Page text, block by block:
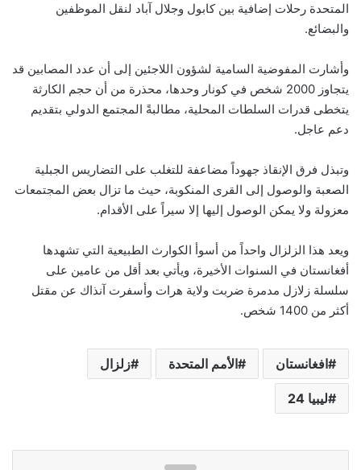
المتحدة رحلات إضافية بين كابول وجلال آباد لنقل الموظفين
والبضائع.
وأشارت المفوضية السامية لشؤون اللاجئين إلى أن عدد المصابين قد
يتجاوز 2000 شخص في كونار وحدها، محذرة من أن حجم الكارثة
يتخطى قدرات السلطات المحلية، مطالبةً المجتمع الدولي بتقديم
دعم عاجل.
وتبذل فرق الإنقاذ جهوداً مضاعفة للتغلب على التضاريس الجبلية
الصعبة والوصول إلى القرى المنكوبة، حيث ما تزال بعض المجتمعات
معزولة ولا يمكن الوصول إليها إلا سيراً على الأقدام.
ويعد هذا الزلزال واحداً من أسوأ الكوارث الطبيعية التي تشهدها
أفغانستان في السنوات الأخيرة، ويأتي بعد أقل من عامين على
سلسلة زلازل مدمرة ضربت ولاية هرات وأسفرت آنذاك عن مقتل
أكثر من 1400 شخص.
افغانستان الأمم المتحدة زلزال
ليبيا 24